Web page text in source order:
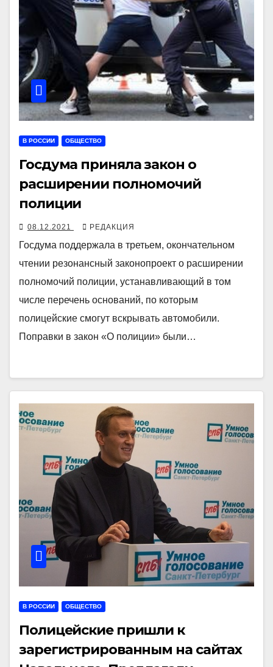
В РОССИИ ОБЩЕСТВО
Госдума приняла закон о
расширении полномочий
полиции
08.12.2021 РЕДАКЦИЯ
Госдума поддержала в третьем, окончательном
чтении резонансный законопроект о расширении
полномочий полиции, устанавливающий в том
числе перечень оснований, по которым
полицейские смогут вскрывать автомобили.
Поправки в закон «О полиции» были…
В РОССИИ ОБЩЕСТВО
Полицейские пришли к
зарегистрированным на сайтах